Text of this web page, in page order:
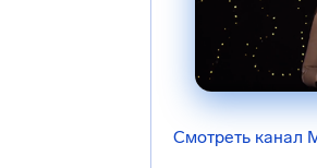
Смотреть канал